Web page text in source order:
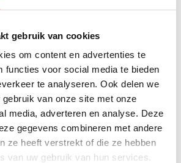
gebruik van cookies
om content en advertenties te
functies voor social media te bieden
te analyseren. Ook delen we
van onze site met onze
media, adverteren en analyse. Deze
gegevens combineren met andere
ze heeft verstrekt of die ze hebben
van uw gebruik van hun services.
Een plek waar je thuiskomt en